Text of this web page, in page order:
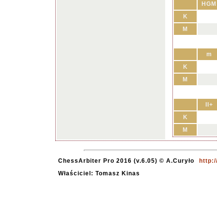
HGM
K
M
m
K
M
II+
K
M
ChessArbiter Pro 2016 (v.6.05) © A.Curyło
Właściciel: Tomasz Kinas